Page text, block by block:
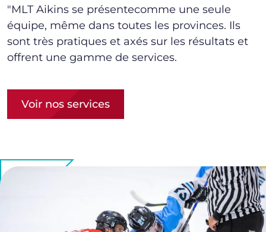
"MLT Aikins se présentecomme une seule
équipe, même dans toutes les provinces. Ils
sont très pratiques et axés sur les résultats et
offrent une gamme de services.
Voir nos services